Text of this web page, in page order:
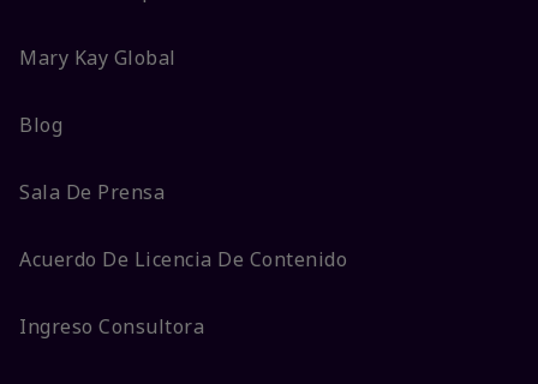
Mary Kay Global
Blog
Sala De Prensa
Acuerdo De Licencia De Contenido
Ingreso Consultora